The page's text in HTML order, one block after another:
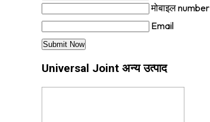
मोबाइल number
Email
Universal Joint अन्य उत्पाद